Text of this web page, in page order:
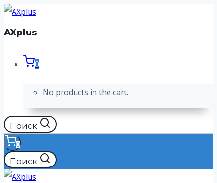
Перейти
к
AXplus
0
No products in the cart.
Поиск
0
Поиск